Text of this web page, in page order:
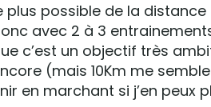
plus possible de la
avec 2 à 3
c’est un objectif très
(mais 10Km me
en marchant si j’en peux